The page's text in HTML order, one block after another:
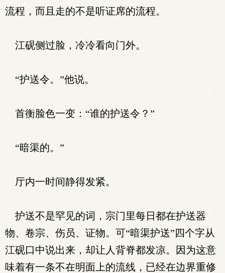
流程，而且走的不是听证席的流程。
江砚侧过脸，冷冷看向门外。
“护送令。”他说。
首衡脸色一变：“谁的护送令？”
“暗渠的。”
厅内一时间静得发紧。
护送不是罕见的词，宗门里每日都在护送器
物、卷宗、伤员、证物。可“暗渠护送”四个字从
江砚口中说出来，却让人背脊都发凉。因为这意
味着有一条不在明面上的流线，已经在边界重修